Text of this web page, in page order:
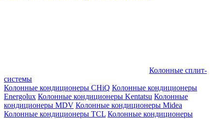
Колонные сплит-
системы
Колонные кондиционеры CHiQ Колонные кондиционеры
Energolux Колонные кондиционеры Kentatsu Колонные
кондиционеры MDV Колонные кондиционеры Midea
Колонные кондиционеры TCL Колонные кондиционеры